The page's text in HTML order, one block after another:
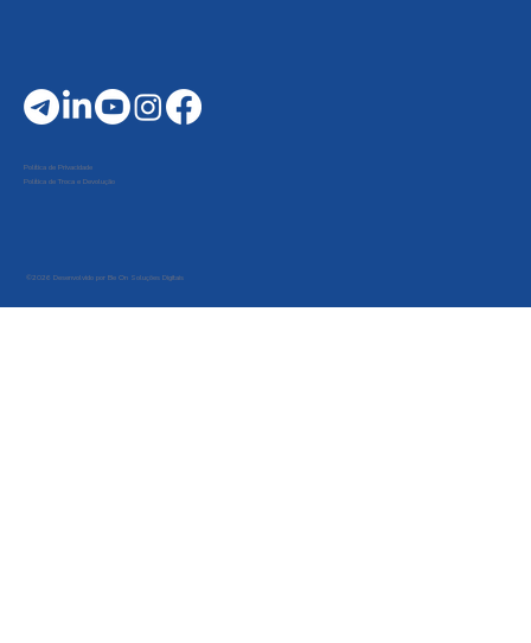
Política de Privacidade
Política de Troca e Devolução
©2026 Desenvolvido por Be On Soluções Digitais